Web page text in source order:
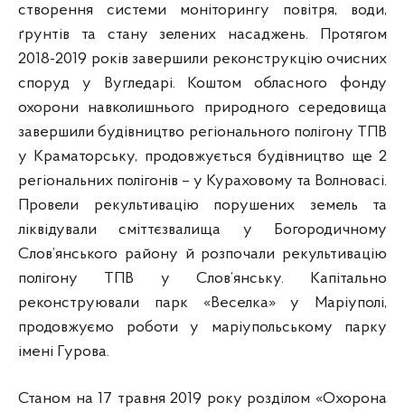
створення системи моніторингу повітря, води,
ґрунтів та стану зелених насаджень. Протягом
2018-2019 років завершили реконструкцію очисних
споруд у Вугледарі. Коштом обласного фонду
охорони навколишнього природного середовища
завершили будівництво регіонального полігону ТПВ
у Краматорську, продовжується будівництво ще 2
регіональних полігонів – у Кураховому та Волновасі.
Провели рекультивацію порушених земель та
ліквідували сміттєзвалища у Богородичному
Слов’янського району й розпочали рекультивацію
полігону ТПВ у Слов’янську. Капітально
реконструювали парк «Веселка» у Маріуполі,
продовжуємо роботи у маріупольському парку
імені Гурова.
Станом на 17 травня 2019 року розділом «Охорона